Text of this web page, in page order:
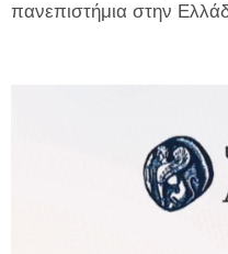
πανεπιστήμια στην